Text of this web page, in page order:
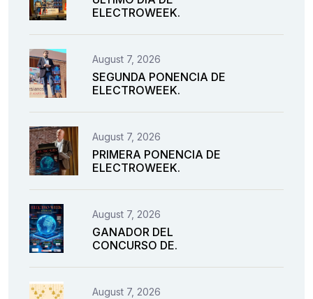
ELECTROWEEK.
August 7, 2026
SEGUNDA PONENCIA DE
ELECTROWEEK.
August 7, 2026
PRIMERA PONENCIA DE
ELECTROWEEK.
August 7, 2026
GANADOR DEL
CONCURSO DE.
August 7, 2026